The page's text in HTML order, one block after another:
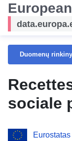
Duomenų
sociale
Eurostatas